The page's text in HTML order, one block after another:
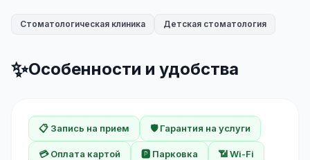
Стоматологическая клиника Детская стоматология
✨Особенности и удобства
📋 Запись на прием 🛡️ Гарантия на услуги
💳 Оплата картой 🅿️ Парковка 📶 Wi-Fi